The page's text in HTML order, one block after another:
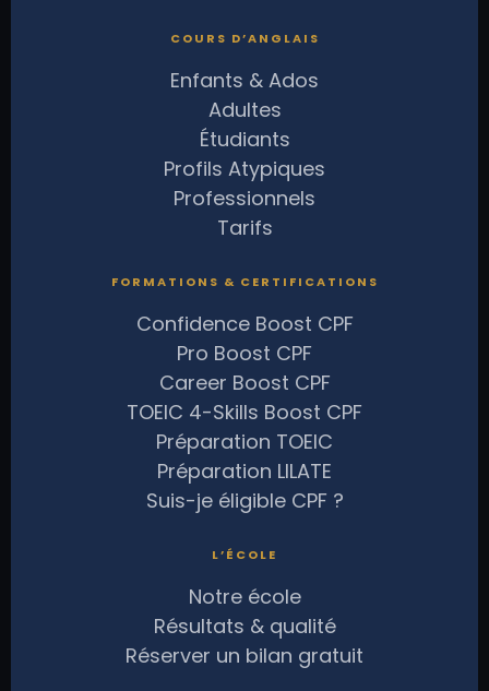
COURS D’ANGLAIS
Enfants & Ados
Adultes
Étudiants
Profils Atypiques
Professionnels
Tarifs
FORMATIONS & CERTIFICATIONS
Confidence Boost CPF
Pro Boost CPF
Career Boost CPF
TOEIC 4-Skills Boost CPF
Préparation TOEIC
Préparation LILATE
Suis-je éligible CPF ?
L’ÉCOLE
Notre école
Résultats & qualité
Réserver un bilan gratuit